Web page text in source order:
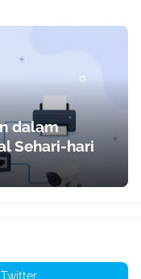
dalam
Sehari-hari
Twitter